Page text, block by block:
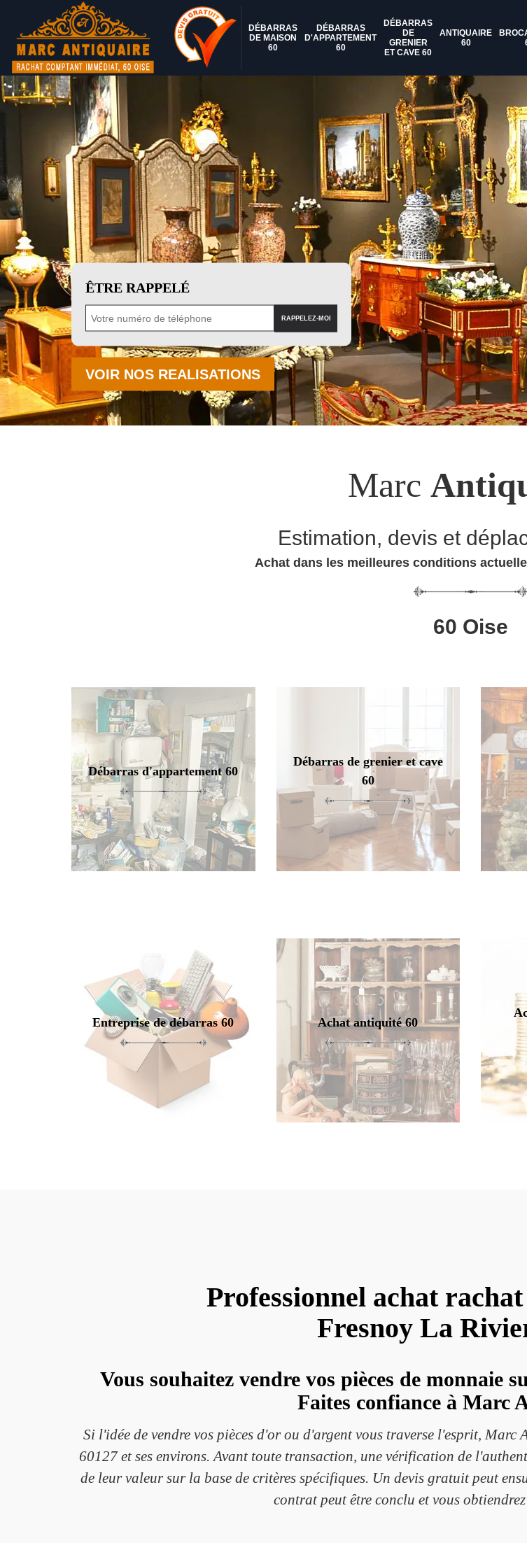
DÉBARRAS
DE MAISON
60
DÉBARRAS
D'APPARTEMENT
60
DÉBARRAS
DE
GRENIER
ET CAVE 60
ANTIQUAIRE
60
ÊTRE RAPPELÉ
VOIR NOS REALISATIONS
Marc
Estimation, devis et
Achat dans les meilleures conditions
60 Oise
Débarras d'appartement 60
Débarras de grenier et cave
60
Entreprise de débarras 60 Achat antiquité 60
Professionnel achat
Fresnoy La
Vous souhaitez vendre vos pièces de monnaie
Faites confiance à Marc
Si l'idée de vendre vos pièces d'or ou d'argent vous traverse l'esprit,
60127 et ses environs. Avant toute transaction, une vérification de
de leur valeur sur la base de critères spécifiques. Un devis gratuit peut
contrat peut être conclu et vous